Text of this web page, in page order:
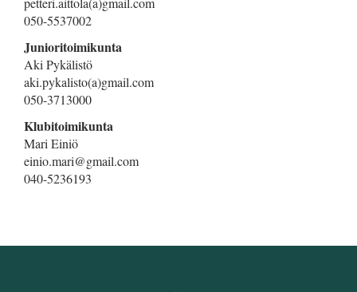
050-5537002
Junioritoimikunta
Aki Pykälistö
aki.pykalisto(a)gmail.com
050-3713000
Klubitoimikunta
Mari Einiö
einio.mari@gmail.com
040-5236193